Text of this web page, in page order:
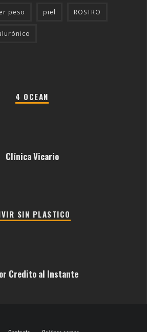
peso piel ROSTRO
4 OCEAN
Clínica Vicario
SIN PLASTICO
Credito al Instante